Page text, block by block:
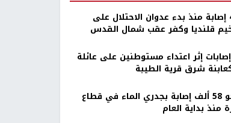
48 إصابة منذ بدء عدوان الاحتلال على
قلنديا وكفر عقب شمال القدس
‏3 إصابات إثر اعتداء مستوطنين على عائلة
شرق قرية الطيبة
نحو 58 ألف إصابة بجدري الماء في قطاع
منذ بداية العام